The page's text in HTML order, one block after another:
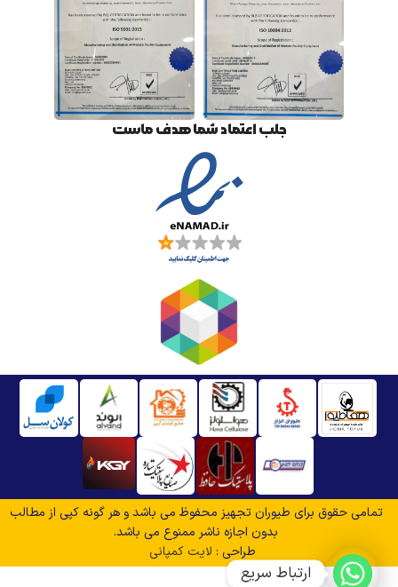
جلب اعتماد شما هدف ماست
تمامی حقوق برای طیوران تجهیز محفوظ می باشد و هر گونه کپی از مطالب
بدون اجازه ناشر ممنوع می باشد.
طراحی : لایت کمپانی
ارتباط سریع